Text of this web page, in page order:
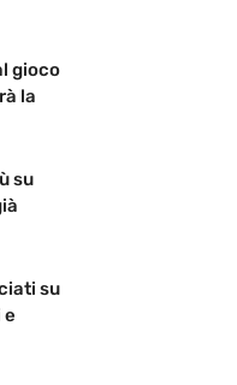
gioco
la
su
su
e